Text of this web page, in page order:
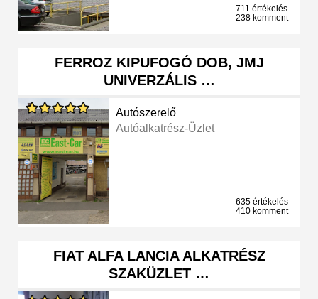
711 értékelés
238 komment
FERROZ KIPUFOGÓ DOB, JMJ
UNIVERZÁLIS …
Autószerelő
Autóalkatrész-Üzlet
635 értékelés
410 komment
FIAT ALFA LANCIA ALKATRÉSZ
SZAKÜZLET …